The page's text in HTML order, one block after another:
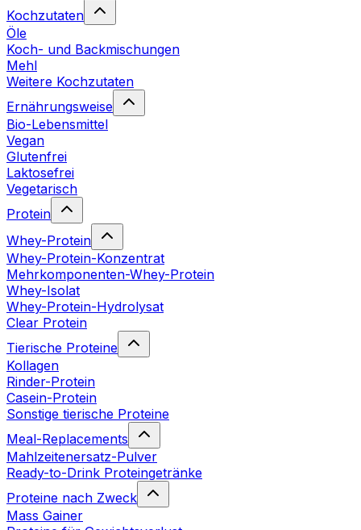
Kochzutaten
Öle
Koch- und Backmischungen
Mehl
Weitere Kochzutaten
Ernährungsweise
Bio-Lebensmittel
Vegan
Glutenfrei
Laktosefrei
Vegetarisch
Protein
Whey-Protein
Whey-Protein-Konzentrat
Mehrkomponenten-Whey-Protein
Whey-Isolat
Whey-Protein-Hydrolysat
Clear Protein
Tierische Proteine
Kollagen
Rinder-Protein
Casein-Protein
Sonstige tierische Proteine
Meal-Replacements
Mahlzeitenersatz-Pulver
Ready-to-Drink Proteingetränke
Proteine nach Zweck
Mass Gainer